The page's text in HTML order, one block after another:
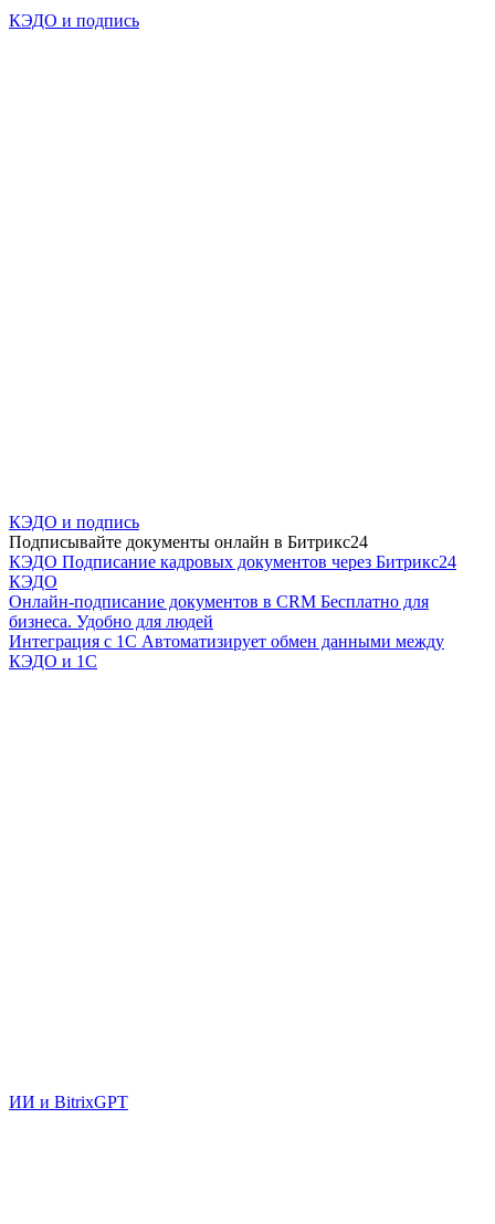
КЭДО и подпись
КЭДО и подпись
Подписывайте документы онлайн в Битрикс24
КЭДО Подписание кадровых документов через Битрикс24
КЭДО
Онлайн-подписание документов в CRM Бесплатно для
бизнеса. Удобно для людей
Интеграция с 1С Автоматизирует обмен данными между
КЭДО и 1С
ИИ и BitrixGPT